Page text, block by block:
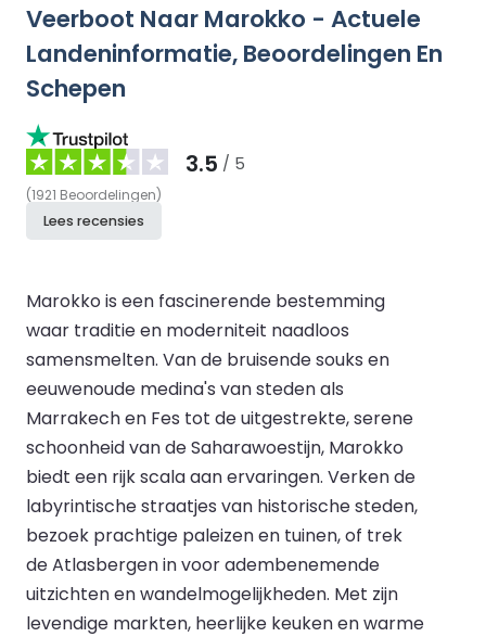
Veerboot Naar Marokko - Actuele
Landeninformatie, Beoordelingen En
Schepen
3.5 / 5
(1921 Beoordelingen)
Lees recensies
Marokko is een fascinerende bestemming
waar traditie en moderniteit naadloos
samensmelten. Van de bruisende souks en
eeuwenoude medina's van steden als
Marrakech en Fes tot de uitgestrekte, serene
schoonheid van de Saharawoestijn, Marokko
biedt een rijk scala aan ervaringen. Verken de
labyrintische straatjes van historische steden,
bezoek prachtige paleizen en tuinen, of trek
de Atlasbergen in voor adembenemende
uitzichten en wandelmogelijkheden. Met zijn
levendige markten, heerlijke keuken en warme